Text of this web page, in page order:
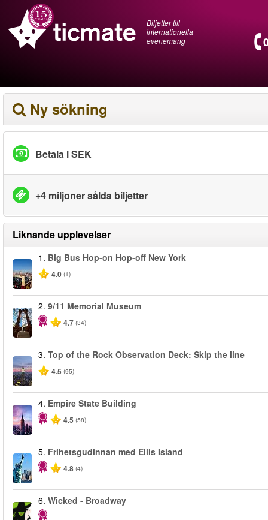
Biljetter till
internationella
evenemang
Ny sökning
Betala i SEK
+4 miljoner sålda biljetter
Liknande upplevelser
1. Big Bus Hop-on Hop-off New York
4.0 (1)
2. 9/11 Memorial Museum
4.7 (34)
3. Top of the Rock Observation Deck: Skip the line
4.5 (95)
4. Empire State Building
4.5 (58)
5. Frihetsgudinnan med Ellis Island
4.8 (4)
6. Wicked - Broadway